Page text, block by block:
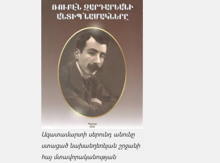
Ազատամարտի սերունդ անունը
ստացած նախաեղեռնյան շրջանի
հայ մտավորականության